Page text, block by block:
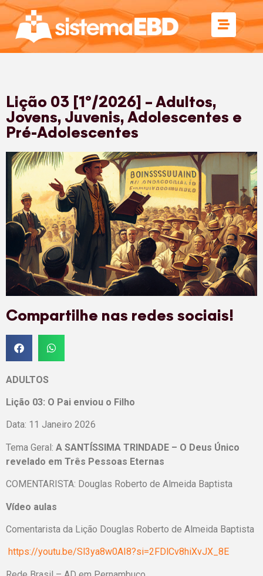
Lição 03 [1º/2026] – Adultos,
Jovens, Juvenis, Adolescentes e
Pré-Adolescentes
Compartilhe nas redes sociais!
ADULTOS
Lição 03: O Pai enviou o Filho
Data: 11 Janeiro 2026
Tema Geral: A SANTÍSSIMA TRINDADE – O Deus Único
revelado em Três Pessoas Eternas
COMENTARISTA: Douglas Roberto de Almeida Baptista
Vídeo aulas
Comentarista da Lição Douglas Roberto de Almeida Baptista
https://youtu.be/Sl3ya8w0AI8?si=2FDlCv8hiXvJX_8E